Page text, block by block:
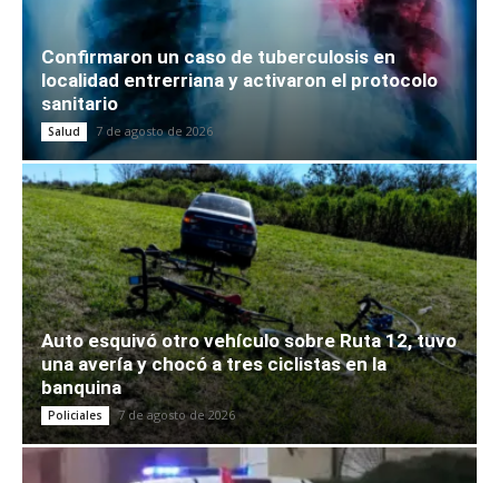
Confirmaron un caso de tuberculosis en
localidad entrerriana y activaron el protocolo
sanitario
Salud 7 de agosto de 2026
Auto esquivó otro vehículo sobre Ruta 12, tuvo
una avería y chocó a tres ciclistas en la
banquina
Policiales 7 de agosto de 2026